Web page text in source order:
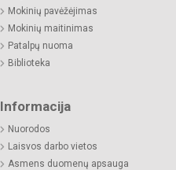
Mokinių pavėžėjimas
Mokinių maitinimas
Patalpų nuoma
Biblioteka
Informacija
Nuorodos
Laisvos darbo vietos
Asmens duomenų apsauga